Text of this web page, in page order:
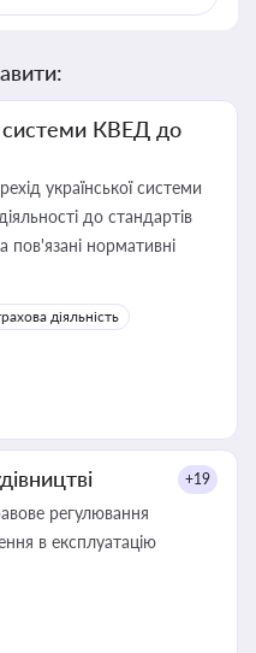
системи КВЕД до
української системи
до стандартів
пов'язані нормативні
діяльність
+19
регулювання
в експлуатацію